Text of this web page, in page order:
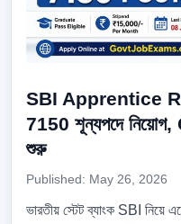
SBI Apprentice
7150 শূন্যপদে
শুরু
Published: May 26, 2026
ভারতীয় স্টেট ব্যাংক SBI নিয়ে